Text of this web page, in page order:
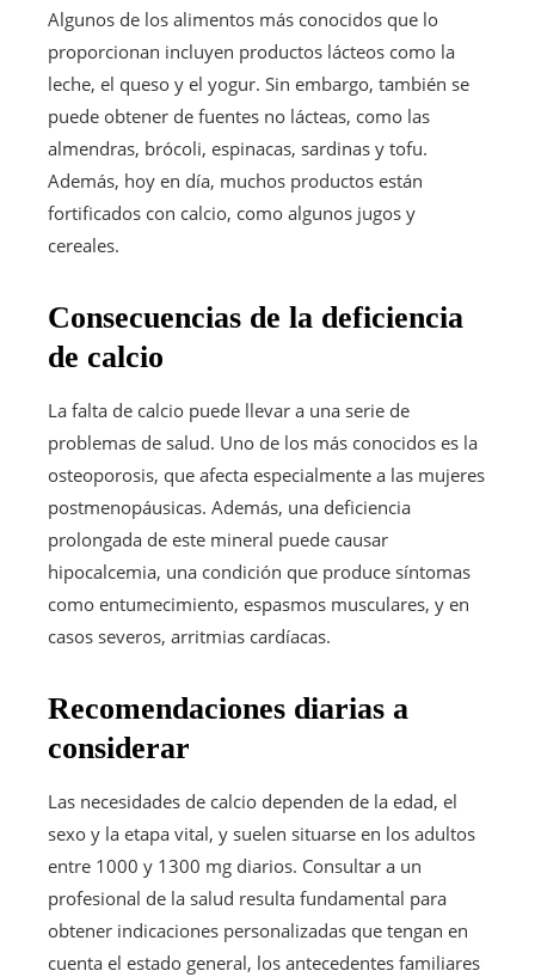
Algunos de los alimentos más conocidos que lo
proporcionan incluyen productos lácteos como la
leche, el queso y el yogur. Sin embargo, también se
puede obtener de fuentes no lácteas, como las
almendras, brócoli, espinacas, sardinas y tofu.
Además, hoy en día, muchos productos están
fortificados con calcio, como algunos jugos y
cereales.
Consecuencias de la deficiencia
de calcio
La falta de calcio puede llevar a una serie de
problemas de salud. Uno de los más conocidos es la
osteoporosis, que afecta especialmente a las mujeres
postmenopáusicas. Además, una deficiencia
prolongada de este mineral puede causar
hipocalcemia, una condición que produce síntomas
como entumecimiento, espasmos musculares, y en
casos severos, arritmias cardíacas.
Recomendaciones diarias a
considerar
Las necesidades de calcio dependen de la edad, el
sexo y la etapa vital, y suelen situarse en los adultos
entre 1000 y 1300 mg diarios. Consultar a un
profesional de la salud resulta fundamental para
obtener indicaciones personalizadas que tengan en
cuenta el estado general, los antecedentes familiares